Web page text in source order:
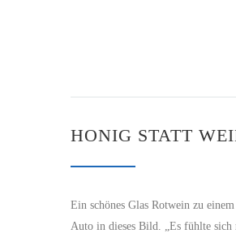
HONIG STATT
Ein schönes Glas Rotwein zu
Auto in dieses Bild. „Es fühlte sich